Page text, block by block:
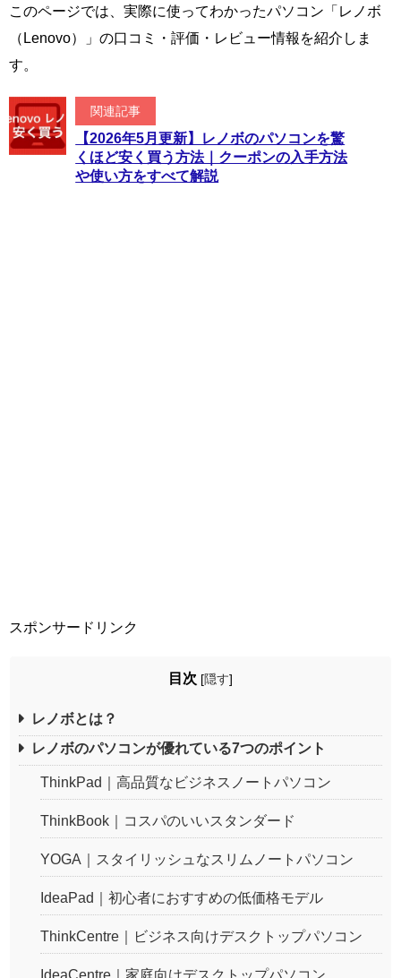
このページでは、実際に使ってわかったパソコン「レノボ
（Lenovo）」の口コミ・評価・レビュー情報を紹介しま
す。
関連記事
【2026年5月更新】レノボのパソコンを驚
くほど安く買う方法｜クーポンの入手方法
や使い方をすべて解説
スポンサードリンク
目次 [隠す]
レノボとは？
レノボのパソコンが優れている7つのポイント
ThinkPad｜高品質なビジネスノートパソコン
ThinkBook｜コスパのいいスタンダード
YOGA｜スタイリッシュなスリムノートパソコン
IdeaPad｜初心者におすすめの低価格モデル
ThinkCentre｜ビジネス向けデスクトップパソコン
IdeaCentre｜家庭向けデスクトップパソコン